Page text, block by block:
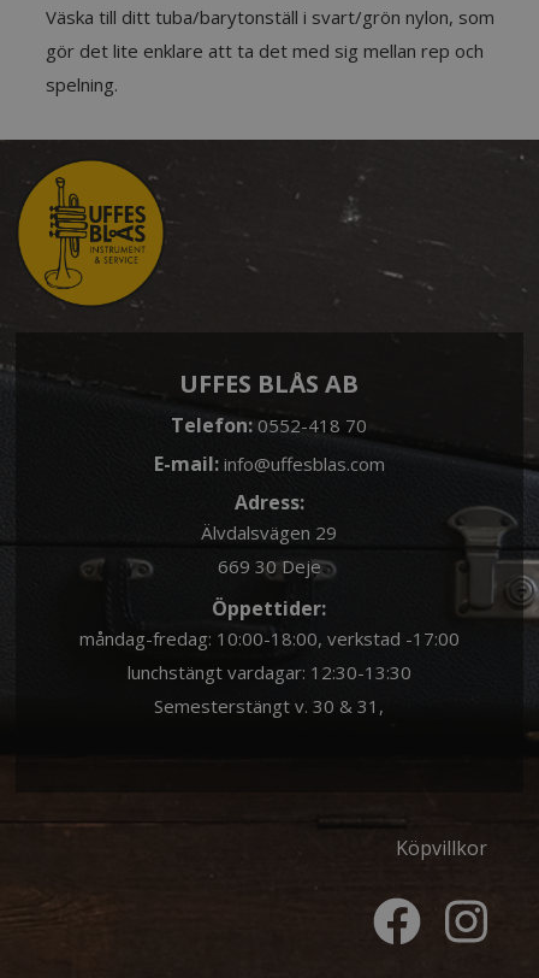
Väska till ditt tuba/barytonställ i svart/grön nylon, som
gör det lite enklare att ta det med sig mellan rep och
spelning.
UFFES BLÅS AB
Telefon:0552-418 70
E-mail: info@uffesblas.com
Adress:
Älvdalsvägen 29
669 30 Deje
Öppettider:
måndag-fredag: 10:00-18:00, verkstad -17:00
lunchstängt vardagar: 12:30-13:30
Semesterstängt v. 30 & 31,
Köpvillkor